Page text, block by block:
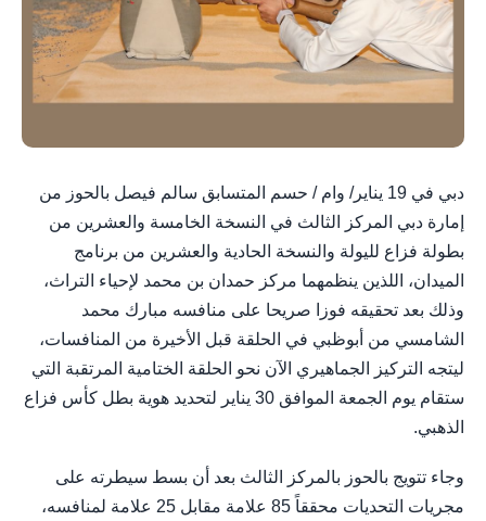
دبي في 19 يناير/ وام / حسم المتسابق سالم فيصل بالحوز من
إمارة دبي المركز الثالث في النسخة الخامسة والعشرين من
بطولة فزاع لليولة والنسخة الحادية والعشرين من برنامج
الميدان، اللذين ينظمهما مركز حمدان بن محمد لإحياء التراث،
وذلك بعد تحقيقه فوزا صريحا على منافسه مبارك محمد
الشامسي من أبوظبي في الحلقة قبل الأخيرة من المنافسات،
ليتجه التركيز الجماهيري الآن نحو الحلقة الختامية المرتقبة التي
ستقام يوم الجمعة الموافق 30 يناير لتحديد هوية بطل كأس فزاع
الذهبي.
وجاء تتويج بالحوز بالمركز الثالث بعد أن بسط سيطرته على
مجريات التحديات محققاً 85 علامة مقابل 25 علامة لمنافسه،